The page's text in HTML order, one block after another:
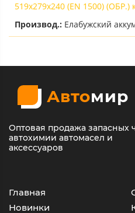
519х279х240 (EN 1500) (ОБР.)
Производ.: Елабужский
Автомир
Оптовая продажа запасных
автохимии автомасел и
аксессуаров
Главная
Новинки